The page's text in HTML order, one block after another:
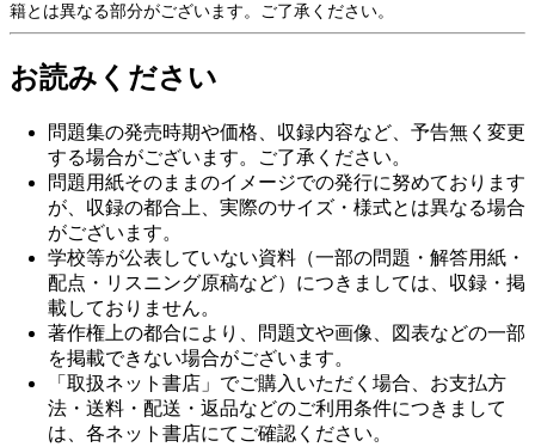
籍とは異なる部分がございます。ご了承ください。
お読みください
問題集の発売時期や価格、収録内容など、予告無く変更
する場合がございます。ご了承ください。
問題用紙そのままのイメージでの発行に努めております
が、収録の都合上、実際のサイズ・様式とは異なる場合
がございます。
学校等が公表していない資料（一部の問題・解答用紙・
配点・リスニング原稿など）につきましては、収録・掲
載しておりません。
著作権上の都合により、問題文や画像、図表などの一部
を掲載できない場合がございます。
「取扱ネット書店」でご購入いただく場合、お支払方
法・送料・配送・返品などのご利用条件につきまして
は、各ネット書店にてご確認ください。